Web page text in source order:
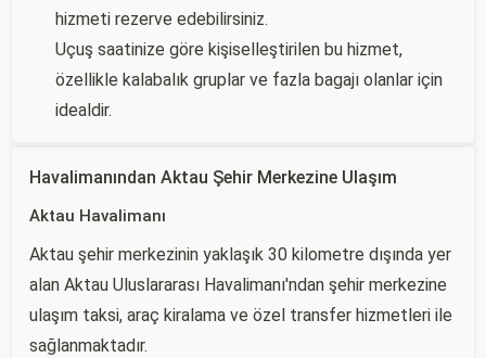
hizmeti rezerve edebilirsiniz.
Uçuş saatinize göre kişiselleştirilen bu hizmet,
özellikle kalabalık gruplar ve fazla bagajı olanlar için
idealdir.
Havalimanından Aktau Şehir Merkezine Ulaşım
Aktau Havalimanı
Aktau şehir merkezinin yaklaşık 30 kilometre dışında yer
alan Aktau Uluslararası Havalimanı'ndan şehir merkezine
ulaşım taksi, araç kiralama ve özel transfer hizmetleri ile
sağlanmaktadır.